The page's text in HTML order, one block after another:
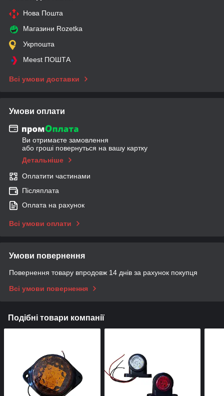
Нова Пошта
Магазини Rozetka
Укрпошта
Meest ПОШТА
Всі умови доставки
Умови оплати
Ви отримаєте замовлення
або гроші повернуться на вашу картку
Детальніше
Оплатити частинами
Післяплата
Оплата на рахунок
Всі умови оплати
Умови повернення
Повернення товару впродовж 14 днів за рахунок покупця
Всі умови повернення
Подібні товари компанії